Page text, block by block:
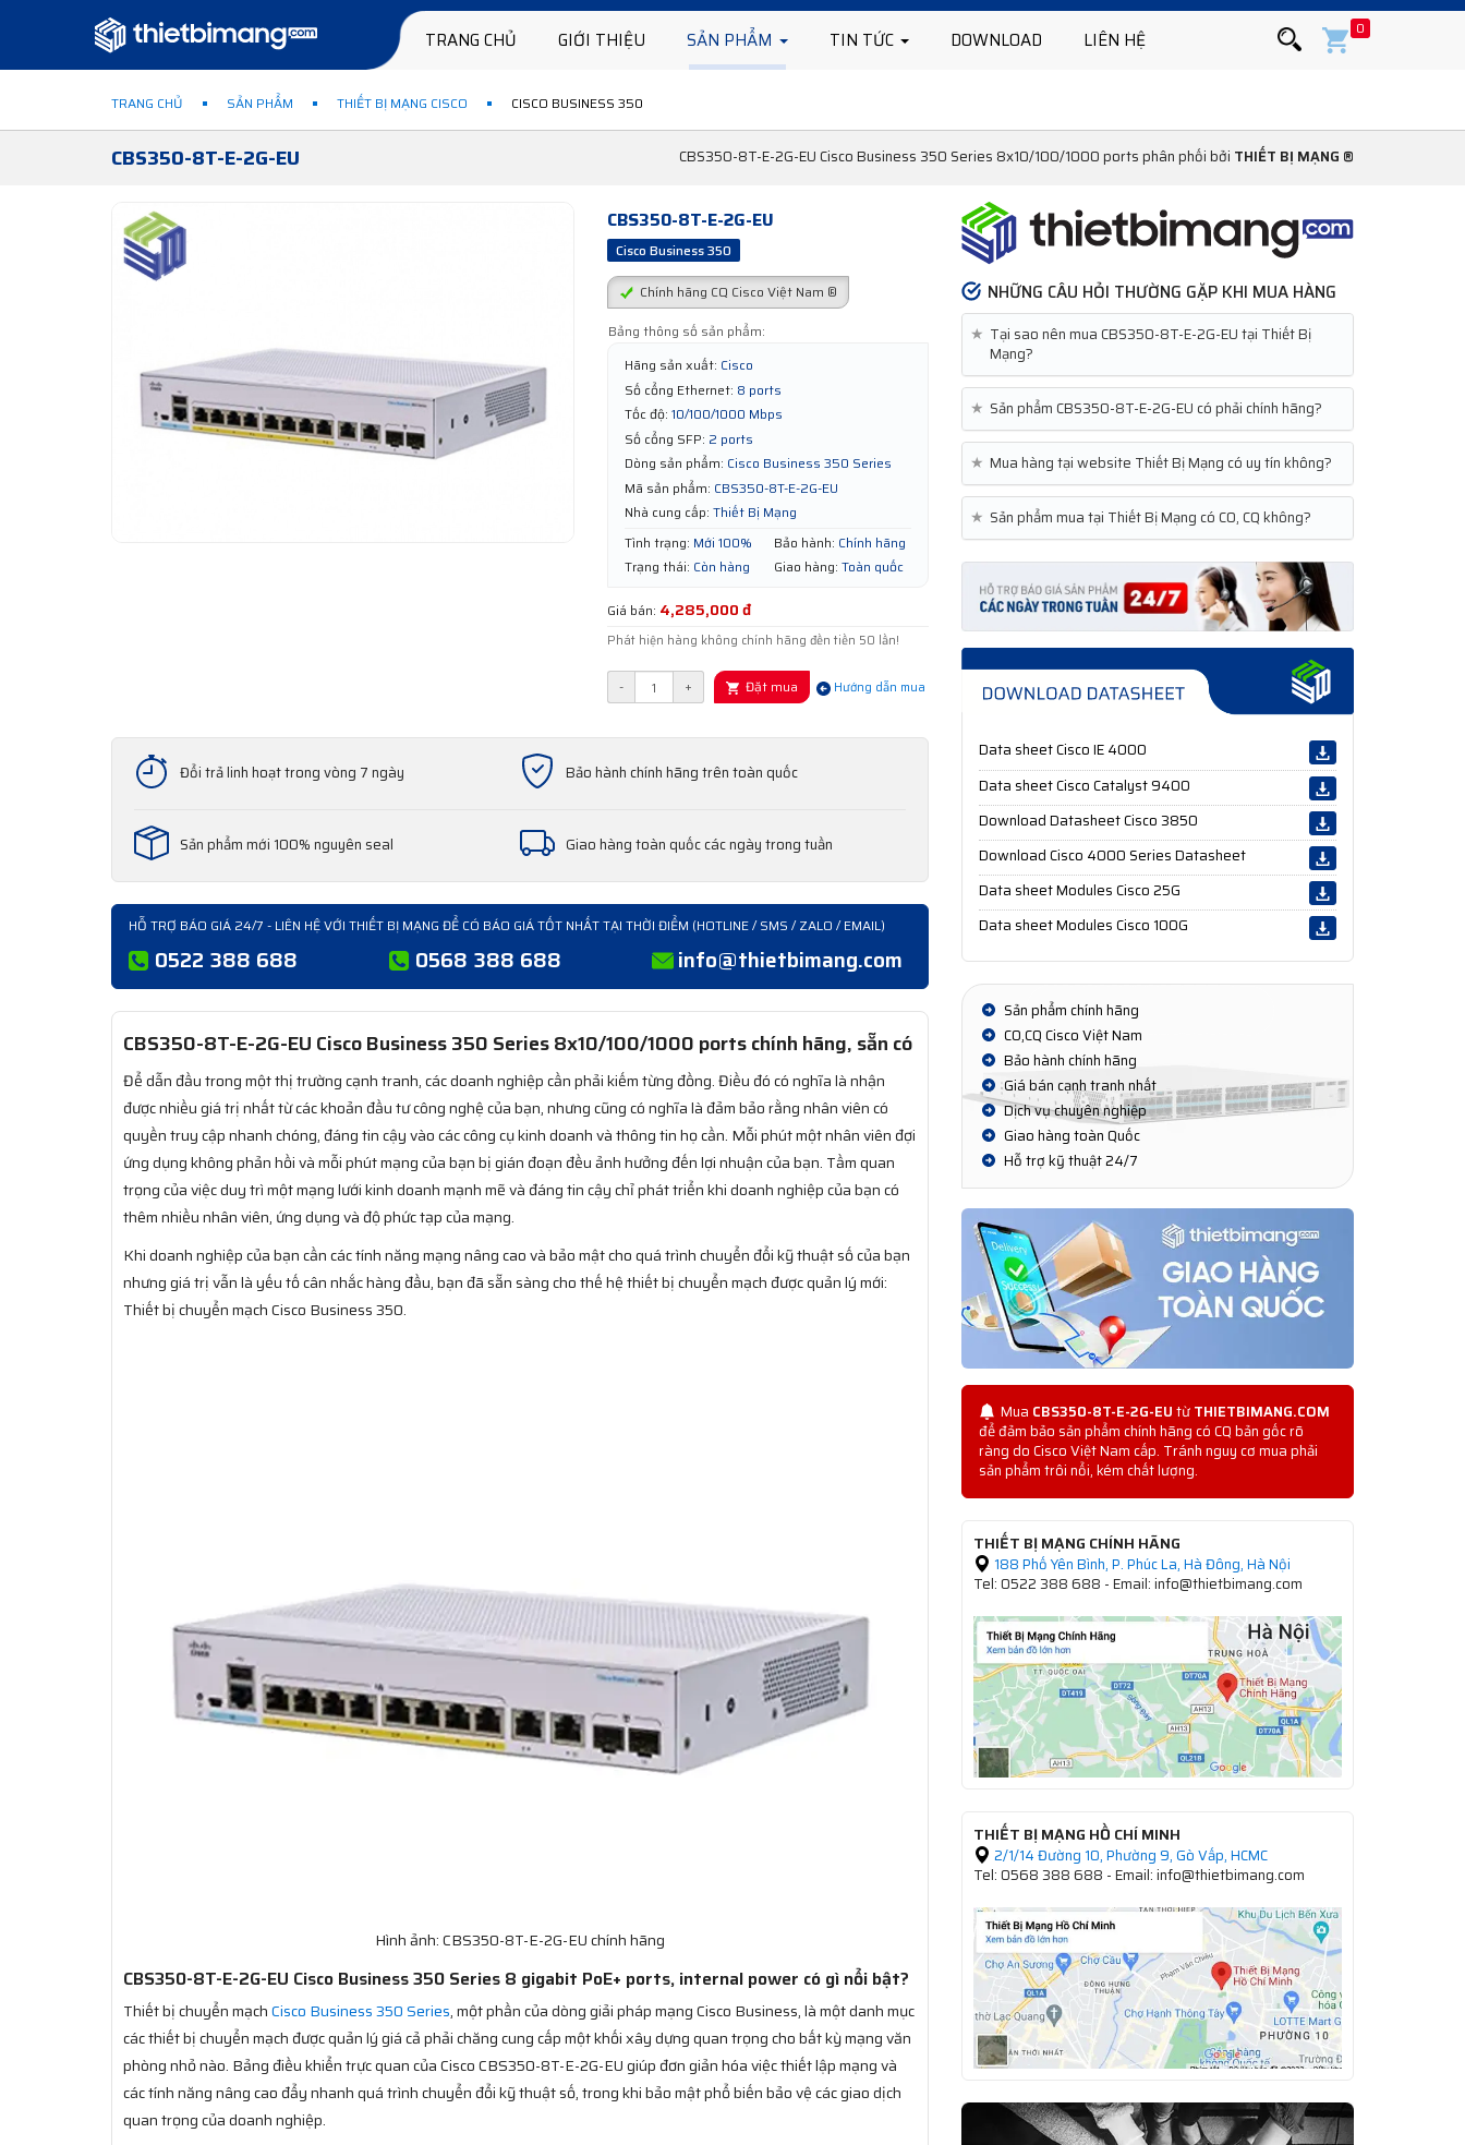
TRANG CHỦ GIỚI THIỆU SẢN PHẨM TIN TỨC DOWNLOAD LIÊN HỆ 0
TRANG CHỦ SẢN PHẨM THIẾT BỊ MẠNG CISCO CISCO BUSINESS 350
CBS350-8T-E-2G-EU CBS350-8T-E-2G-EU Cisco Business 350 Series 8x10/100/1000 ports phân phối bởi THIẾT BỊ MẠNG ®
CBS350-8T-E-2G-EU
Cisco Business 350
Chính hãng CQ Cisco Việt Nam ®
Bảng thông số sản phẩm:
Hãng sản xuất: Cisco
Số cổng Ethernet: 8 ports
Tốc độ: 10/100/1000 Mbps
Số cổng SFP: 2 ports
Dòng sản phẩm: Cisco Business 350 Series
Mã sản phẩm: CBS350-8T-E-2G-EU
Nhà cung cấp: Thiết Bị Mạng
Tình trạng: Mới 100% Bảo hành: Chính hãng
Trạng thái: Còn hàng Giao hàng: Toàn quốc
Giá bán: 4,285,000 đ
Phát hiện hàng không chính hãng đền tiền 50 lần!
- + Đặt mua Hướng dẫn mua
Đổi trả linh hoạt trong vòng 7 ngày Bảo hành chính hãng trên toàn quốc
Sản phẩm mới 100% nguyên seal Giao hàng toàn quốc các ngày trong tuần
HỖ TRỢ BÁO GIÁ 24/7 - LIÊN HỆ VỚI THIẾT BỊ MẠNG ĐỂ CÓ BÁO GIÁ TỐT NHẤT TẠI THỜI ĐIỂM (HOTLINE / SMS / ZALO / EMAIL)
0522 388 688 0568 388 688 info@thietbimang.com
CBS350-8T-E-2G-EU Cisco Business 350 Series 8x10/100/1000 ports chính hãng, sẵn có
Để dẫn đầu trong một thị trường cạnh tranh, các doanh nghiệp cần phải kiếm từng đồng. Điều đó có nghĩa là nhận
được nhiều giá trị nhất từ các khoản đầu tư công nghệ của bạn, nhưng cũng có nghĩa là đảm bảo rằng nhân viên có
quyền truy cập nhanh chóng, đáng tin cậy vào các công cụ kinh doanh và thông tin họ cần. Mỗi phút một nhân viên đợi
ứng dụng không phản hồi và mỗi phút mạng của bạn bị gián đoạn đều ảnh hưởng đến lợi nhuận của bạn. Tầm quan
trọng của việc duy trì một mạng lưới kinh doanh mạnh mẽ và đáng tin cậy chỉ phát triển khi doanh nghiệp của bạn có
thêm nhiều nhân viên, ứng dụng và độ phức tạp của mạng.
Khi doanh nghiệp của bạn cần các tính năng mạng nâng cao và bảo mật cho quá trình chuyển đổi kỹ thuật số của bạn
nhưng giá trị vẫn là yếu tố cân nhắc hàng đầu, bạn đã sẵn sàng cho thế hệ thiết bị chuyển mạch được quản lý mới:
Thiết bị chuyển mạch Cisco Business 350.
Hình ảnh: CBS350-8T-E-2G-EU chính hãng
CBS350-8T-E-2G-EU Cisco Business 350 Series 8 gigabit PoE+ ports, internal power có gì nổi bật?
Thiết bị chuyển mạchCisco Business 350 Series, một phần của dòng giải pháp mạng Cisco Business, là một danh mục
các thiết bị chuyển mạch được quản lý giá cả phải chăng cung cấp một khối xây dựng quan trọng cho bất kỳ mạng văn
phòng nhỏ nào. Bảng điều khiển trực quan của Cisco CBS350-8T-E-2G-EU giúp đơn giản hóa việc thiết lập mạng và
các tính năng nâng cao đẩy nhanh quá trình chuyển đổi kỹ thuật số, trong khi bảo mật phổ biến bảo vệ các giao dịch
quan trọng của doanh nghiệp.
NHỮNG CÂU HỎI THƯỜNG GẶP KHI MUA HÀNG
★ Tại sao nên mua CBS350-8T-E-2G-EU tại Thiết Bị
Mạng?
★ Sản phẩm CBS350-8T-E-2G-EU có phải chính hãng?
★ Mua hàng tại website Thiết Bị Mạng có uy tín không?
★ Sản phẩm mua tại Thiết Bị Mạng có CO, CQ không?
Data sheet Cisco IE 4000
Data sheet Cisco Catalyst 9400
Download Datasheet Cisco 3850
Download Cisco 4000 Series Datasheet
Data sheet Modules Cisco 25G
Data sheet Modules Cisco 100G
Sản phẩm chính hãng
CO,CQ Cisco Việt Nam
Bảo hành chính hãng
Giá bán cạnh tranh nhất
Dịch vụ chuyên nghiệp
Giao hàng toàn Quốc
Hỗ trợ kỹ thuật 24/7
Mua CBS350-8T-E-2G-EUtừTHIETBIMANG.COM
để đảm bảo sản phẩm chính hãng có CQ bản gốc rõ
ràng do Cisco Việt Nam cấp. Tránh nguy cơ mua phải
sản phẩm trôi nổi, kém chất lượng.
THIẾT BỊ MẠNG CHÍNH HÃNG
188 Phố Yên Bình, P. Phúc La, Hà Đông, Hà Nội
Tel: 0522 388 688 - Email: info@thietbimang.com
THIẾT BỊ MẠNG HỒ CHÍ MINH
2/1/14 Đường 10, Phường 9, Gò Vấp, HCMC
Tel: 0568 388 688 - Email: info@thietbimang.com